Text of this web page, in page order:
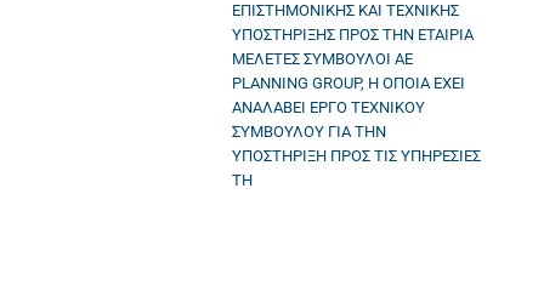
ΕΠΙΣΤΗΜΟΝΙΚΗΣ ΚΑΙ ΤΕΧΝΙΚΗΣ
ΥΠΟΣΤΗΡΙΞΗΣ ΠΡΟΣ ΤΗΝ ΕΤΑΙΡΙΑ
ΜΕΛΕΤΕΣ ΣΥΜΒΟΥΛΟΙ ΑΕ
PLANNING GROUP, Η ΟΠΟΙΑ ΕΧΕΙ
ΑΝΑΛΑΒΕΙ ΕΡΓΟ ΤΕΧΝΙΚΟΥ
ΣΥΜΒΟΥΛΟΥ ΓΙΑ ΤΗΝ
ΥΠΟΣΤΗΡΙΞΗ ΠΡΟΣ ΤΙΣ ΥΠΗΡΕΣΙΕΣ
ΤΗ